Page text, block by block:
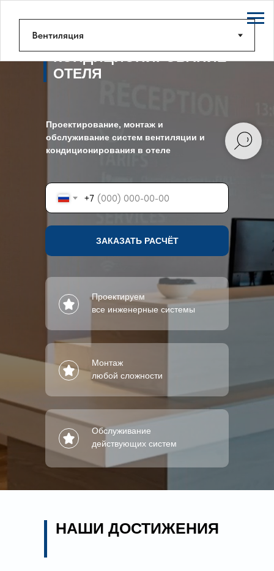
Обслуживание
действующих систем
Монтаж
любой сложности
Проектируем
все инженерные системы
+7
ЗАКАЗАТЬ РАСЧЁТ
Проектирование, монтаж и
обслуживание систем вентиляции и
кондиционирования в отеле
ВЕНТИЛЯЦИЯ И
КОНДИЦИОНИРОВАНИЕ
ОТЕЛЯ
НАШИ ДОСТИЖЕНИЯ